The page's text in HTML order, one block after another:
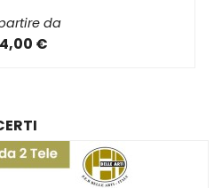
da
4,00 €